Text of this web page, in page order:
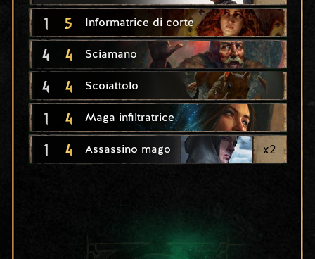
1 5 Informatrice di corte
4 4 Sciamano
4 4 Scoiattolo
1 4 Maga infiltratrice
1 4 Assassino mago x2